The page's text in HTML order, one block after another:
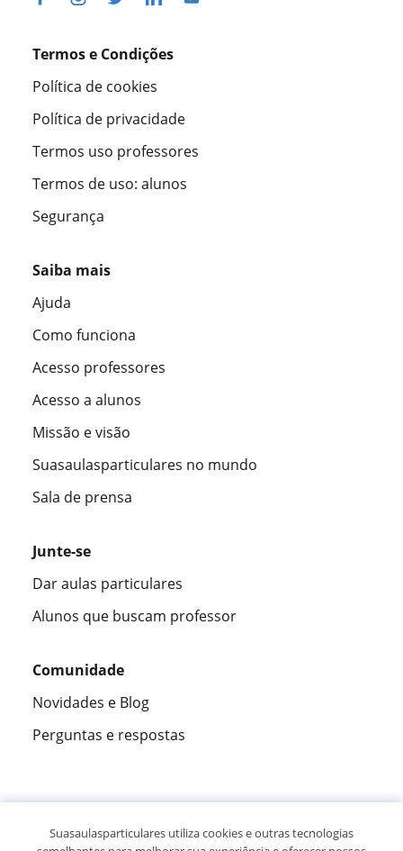
Termos e Condições
Política de cookies
Política de privacidade
Termos uso professores
Termos de uso: alunos
Segurança
Saiba mais
Ajuda
Como funciona
Acesso professores
Acesso a alunos
Missão e visão
Suasaulasparticulares no mundo
Sala de prensa
Junte-se
Dar aulas particulares
Alunos que buscam professor
Comunidade
Novidades e Blog
Perguntas e respostas
Suasaulasparticulares utiliza cookies e outras tecnologias